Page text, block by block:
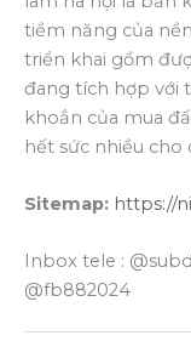
tiềm năng của
triển khai gồm
đang tích hợp với
khoắn của mua
hết sức nhiều cho
Sitemap: https://
Inbox tele :
@fb882024